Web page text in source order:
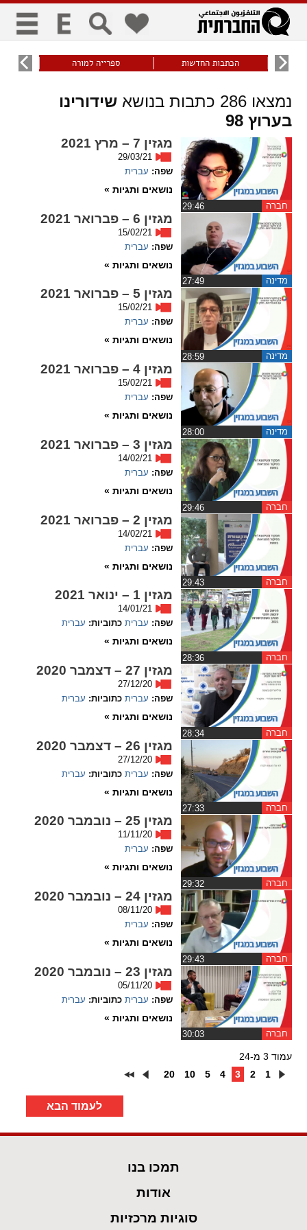
כללי
visibility_off
ביטול הבהובים ניווט מקלדת סימון כותרות
זום
zoom_out
התרחק
גופנים
remove_circle_outline
Decrease font
Increase font
spellcheck
ניגודיות צבעים
brightness_high
ניגודיות בהירה ניגודיות כהה
קישורים
format_underlined
קו תחתי לקישורים
font_download
cached
כל
ההגדרות
flag
משוב
הכתבות החדשות ספרייה למורה עוני
נמצאו286 כתבות בנושאשידורינו
בערוץ 98
חברה
מגזין 7 – מרץ 2021
29/03/21
שפה: עברית
נושאים ותגיות »
מדינה
מגזין 6 – פברואר 2021
15/02/21
שפה: עברית
נושאים ותגיות »
מדינה
מגזין 5 – פברואר 2021
15/02/21
שפה: עברית
נושאים ותגיות »
מדינה
מגזין 4 – פברואר 2021
15/02/21
שפה: עברית
נושאים ותגיות »
חברה
מגזין 3 – פברואר 2021
14/02/21
שפה: עברית
נושאים ותגיות »
חברה
מגזין 2 – פברואר 2021
14/02/21
שפה: עברית
נושאים ותגיות »
חברה
מגזין 1 – ינואר 2021
14/01/21
שפה: עברית כתוביות: עברית
נושאים ותגיות »
חברה
מגזין 27 – דצמבר 2020
27/12/20
שפה: עברית כתוביות: עברית
נושאים ותגיות »
חברה
מגזין 26 – דצמבר 2020
27/12/20
שפה: עברית כתוביות: עברית
נושאים ותגיות »
חברה
מגזין 25 – נובמבר 2020
11/11/20
שפה: עברית
נושאים ותגיות »
חברה
מגזין 24 – נובמבר 2020
08/11/20
שפה: עברית
נושאים ותגיות »
חברה
מגזין 23 – נובמבר 2020
05/11/20
שפה: עברית כתוביות: עברית
נושאים ותגיות »
עמוד 3 מ-24
1
2
3
4
5
10
20
לעמוד הבא
תמכו בנו
אודות
סוגיות מרכזיות